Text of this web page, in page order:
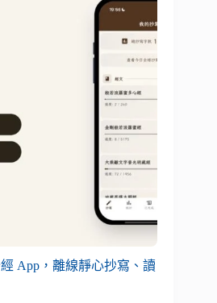
App，離線靜心抄寫、讀